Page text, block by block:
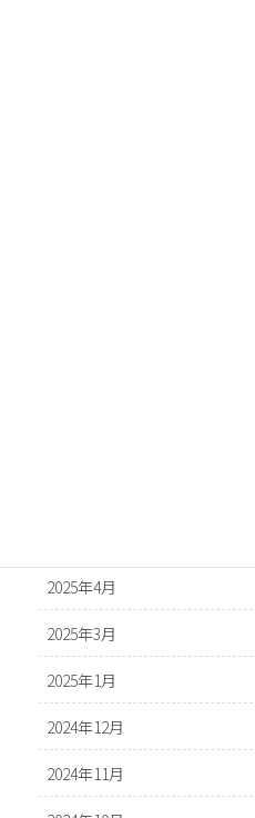
2025年4月
2025年3月
2025年1月
2024年12月
2024年11月